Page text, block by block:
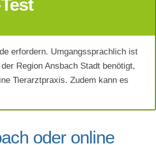
erfordern. Umgangssprachlich ist
Region Ansbach Stadt benötigt,
Tierarztpraxis. Zudem kann es
oder online